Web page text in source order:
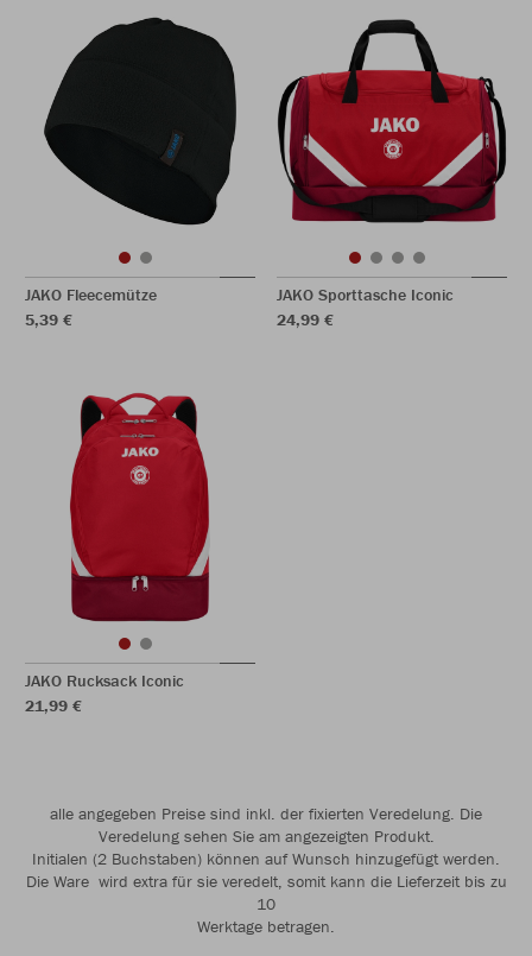
JAKO Fleecemütze
5,39 €
JAKO Sporttasche Iconic
24,99 €
JAKO Rucksack Iconic
21,99 €
alle angegeben Preise sind inkl. der fixierten Veredelung. Die
Veredelung sehen Sie am angezeigten Produkt.
Initialen (2 Buchstaben) können auf Wunsch hinzugefügt werden.
Die Ware wird extra für sie veredelt, somit kann die Lieferzeit bis zu
10
Werktage betragen.